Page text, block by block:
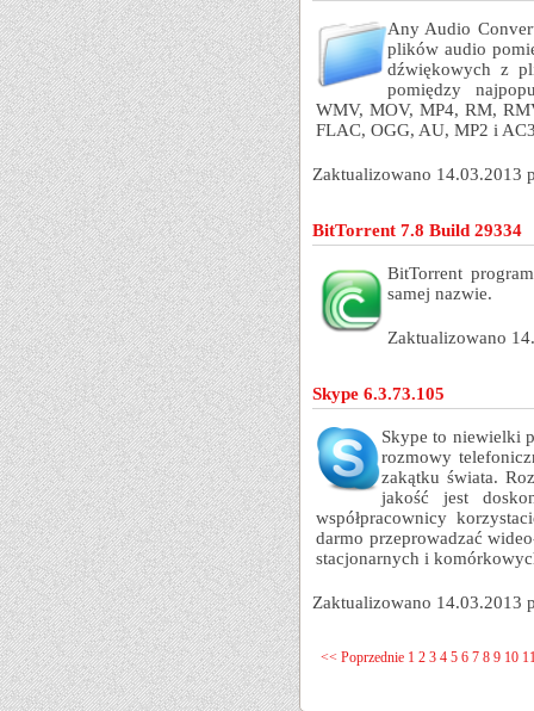
Any Audio
plików audio
dźwiękowych z
pomiędzy
WMV, MOV, MP4, RM,
FLAC, OGG, AU, MP2 i
Zaktualizowano 14.03.2013
BitTorrent 7.8 Build 29334
BitTorrent
samej nazwie.
Zaktualizowano
Skype 6.3.73.105
Skype to niewielki
rozmowy
zakątku świata.
jakość jest
współpracownicy
darmo przeprowadzać
stacjonarnych i
Zaktualizowano 14.03.2013
<< Poprzednie 1 2 3 4 5 6 7 8 9 10